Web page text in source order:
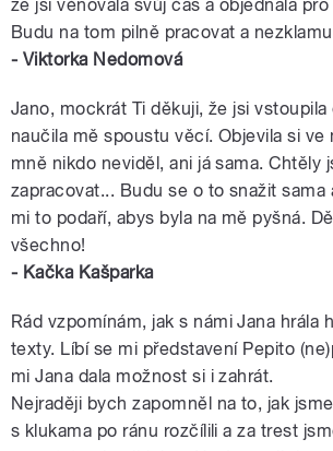
že jsi věnovala svůj čas a objednala
Budu na tom pilně pracovat a nezklamu
- Viktorka Nedomová
Jano, mockrát Ti děkuji, že jsi
naučila mě spoustu věcí. Objevila si
mně nikdo neviděl, ani já sama. Chtěly
zapracovat... Budu se o to snažit sama
mi to podaří, abys byla na mě pyšná.
všechno!
- Kačka Kašparka
Rád vzpomínám, jak s námi Jana hrála
texty. Líbí se mi představení Pepito
mi Jana dala možnost si i zahrát.
Nejraději bych zapomněl na to, jak
s klukama po ránu rozčílili a za trest